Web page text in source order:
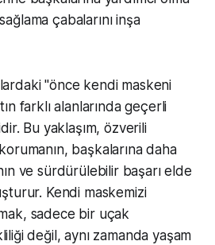
çabalarını inşa
"önce kendi maskeni
farklı alanlarında geçerli
Bu yaklaşım, özverili
başkalarına daha
ve sürdürülebilir başarı elde
Kendi maskemizi
sadece bir uçak
değil, aynı zamanda yaşam